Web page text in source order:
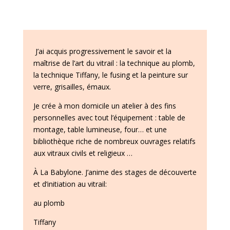
J’ai acquis progressivement le savoir et la
maîtrise de l’art du vitrail : la technique au plomb,
la technique Tiffany, le fusing et la peinture sur
verre, grisailles, émaux.
Je crée à mon domicile un atelier à des fins
personnelles avec tout l’équipement : table de
montage, table lumineuse, four… et une
bibliothèque riche de nombreux ouvrages relatifs
aux vitraux civils et religieux …
À La Babylone. J’anime des stages de découverte
et d’initiation au vitrail:
au plomb
Tiffany